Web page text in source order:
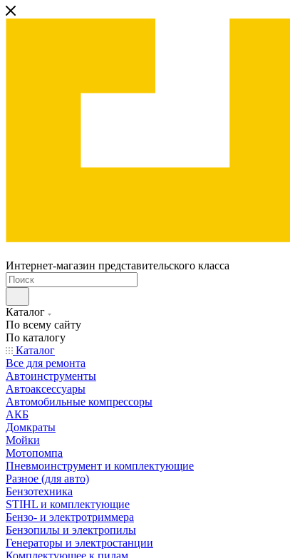
Интернет-магазин представительского класса
Каталог
По всему сайту
По каталогу
Каталог
Все для ремонта
Автоинструменты
Автоаксессуары
Автомобильные компрессоры
АКБ
Домкраты
Мойки
Мотопомпа
Пневмоинструмент и комплектующие
Разное (для авто)
Бензотехника
STIHL и комплектующие
Бензо- и электротриммера
Бензопилы и электропилы
Генераторы и электростанции
Комплектующее к пилам